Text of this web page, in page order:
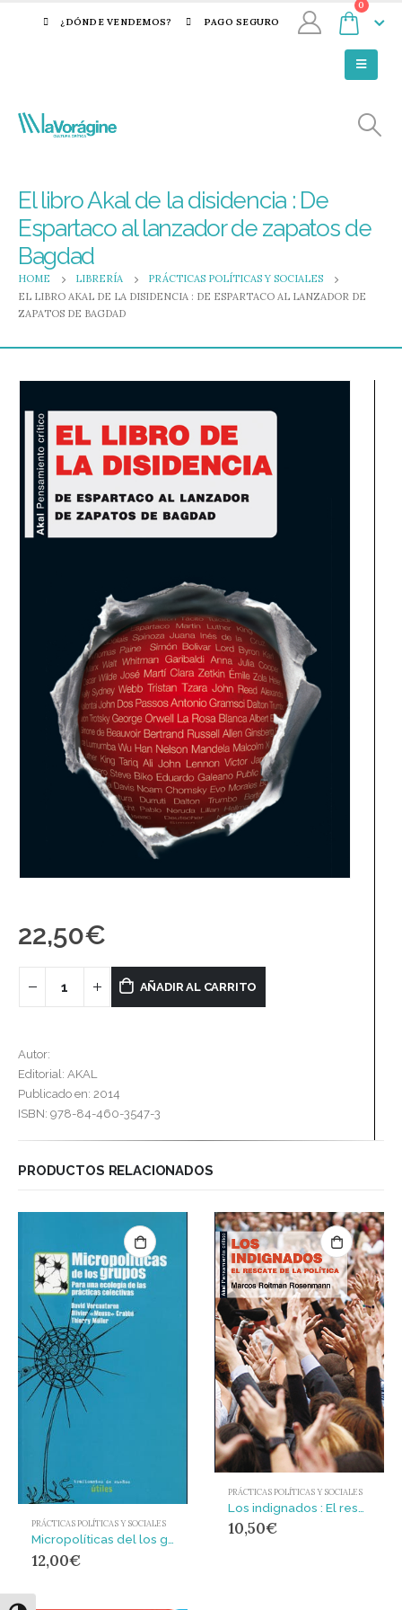
¿DÓNDE VENDEMOS? PAGO SEGURO
0
El libro Akal de la disidencia : De
Espartaco al lanzador de zapatos de
Bagdad
HOME LIBRERÍA
PRÁCTICAS POLÍTICAS Y SOCIALES
EL LIBRO AKAL DE LA DISIDENCIA : DE ESPARTACO AL LANZADOR DE
ZAPATOS DE BAGDAD
22,50€
AÑADIR AL CARRITO
Autor:
Editorial: AKAL
Publicado en: 2014
ISBN: 978-84-460-3547-3
PRODUCTOS RELACIONADOS
PRÁCTICAS POLÍTICAS Y SOCIALES
Micropolíticas del los grupos : para una ecología de las prácticas colectivas
12,00€
PRÁCTICAS POLÍTICAS Y SOCIALES
10,50€